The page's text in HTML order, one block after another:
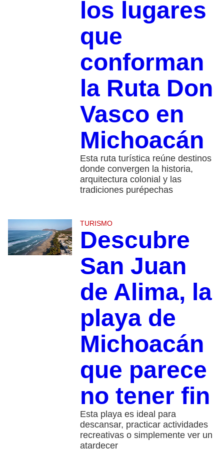
los lugares
que
conforman
la Ruta Don
Vasco en
Michoacán
Esta ruta turística reúne destinos
donde convergen la historia,
arquitectura colonial y las
tradiciones purépechas
TURISMO
Descubre
San Juan
de Alima, la
playa de
Michoacán
que parece
no tener fin
Esta playa es ideal para
descansar, practicar actividades
recreativas o simplemente ver un
atardecer